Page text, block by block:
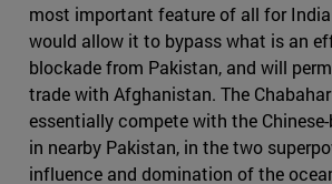
most important feature of all for
would allow it to bypass what is an
blockade from Pakistan, and will
trade with Afghanistan. The
essentially compete with the
in nearby Pakistan, in the two
influence and domination of the